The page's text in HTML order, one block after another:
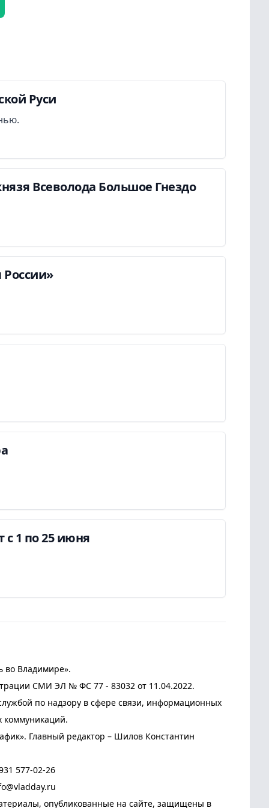
Руси
Всеволода Большое Гнездо
с 1 по 25 июня
во Владимире».
СМИ ЭЛ № ФС 77 - 83032 от 11.04.2022.
по надзору в сфере связи, информационных
коммуникаций.
Главный редактор – Шилов Константин
577-02-26
опубликованные на сайте, защищены в